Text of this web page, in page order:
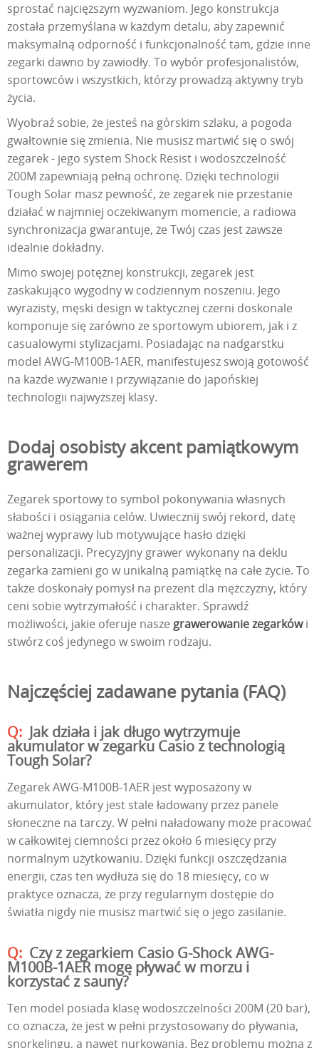
sprostać najcięższym wyzwaniom. Jego konstrukcja
została przemyślana w każdym detalu, aby zapewnić
maksymalną odporność i funkcjonalność tam, gdzie inne
zegarki dawno by zawiodły. To wybór profesjonalistów,
sportowców i wszystkich, którzy prowadzą aktywny tryb
życia.
Wyobraź sobie, że jesteś na górskim szlaku, a pogoda
gwałtownie się zmienia. Nie musisz martwić się o swój
zegarek - jego system Shock Resist i wodoszczelność
200M zapewniają pełną ochronę. Dzięki technologii
Tough Solar masz pewność, że zegarek nie przestanie
działać w najmniej oczekiwanym momencie, a radiowa
synchronizacja gwarantuje, że Twój czas jest zawsze
idealnie dokładny.
Mimo swojej potężnej konstrukcji, zegarek jest
zaskakująco wygodny w codziennym noszeniu. Jego
wyrazisty, męski design w taktycznej czerni doskonale
komponuje się zarówno ze sportowym ubiorem, jak i z
casualowymi stylizacjami. Posiadając na nadgarstku
model AWG-M100B-1AER, manifestujesz swoją gotowość
na każde wyzwanie i przywiązanie do japońskiej
technologii najwyższej klasy.
Dodaj osobisty akcent pamiątkowym
grawerem
Zegarek sportowy to symbol pokonywania własnych
słabości i osiągania celów. Uwiecznij swój rekord, datę
ważnej wyprawy lub motywujące hasło dzięki
personalizacji. Precyzyjny grawer wykonany na deklu
zegarka zamieni go w unikalną pamiątkę na całe życie. To
także doskonały pomysł na prezent dla mężczyzny, który
ceni sobie wytrzymałość i charakter. Sprawdź
możliwości, jakie oferuje nasze grawerowanie zegarkówi
stwórz coś jedynego w swoim rodzaju.
Najczęściej zadawane pytania (FAQ)
Jak działa i jak długo wytrzymuje
akumulator w zegarku Casio z technologią
Tough Solar?
Zegarek AWG-M100B-1AER jest wyposażony w
akumulator, który jest stale ładowany przez panele
słoneczne na tarczy. W pełni naładowany może pracować
w całkowitej ciemności przez około 6 miesięcy przy
normalnym użytkowaniu. Dzięki funkcji oszczędzania
energii, czas ten wydłuża się do 18 miesięcy, co w
praktyce oznacza, że przy regularnym dostępie do
światła nigdy nie musisz martwić się o jego zasilanie.
Czy z zegarkiem Casio G-Shock AWG-
M100B-1AER mogę pływać w morzu i
korzystać z sauny?
Ten model posiada klasę wodoszczelności 200M (20 bar),
co oznacza, że jest w pełni przystosowany do pływania,
snorkelingu, a nawet nurkowania. Bez problemu można z